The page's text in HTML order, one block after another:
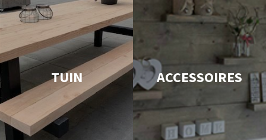
TUIN ACCESSOIRES